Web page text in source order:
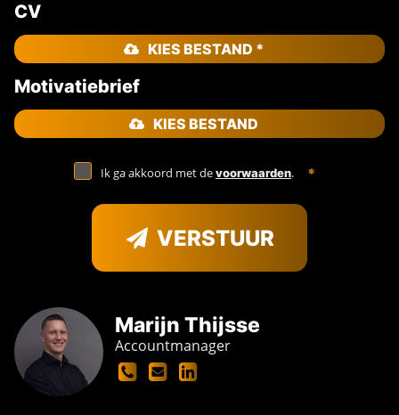
Marijn Thijsse
Accountmanager
CV
KIES BESTAND *
Motivatiebrief
KIES BESTAND
Ik ga akkoord met devoorwaarden.
VERSTUUR